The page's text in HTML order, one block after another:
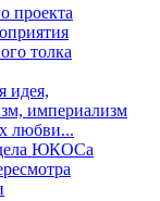
проекта
толка
идея,
империализм
любви...
ЮКОСа